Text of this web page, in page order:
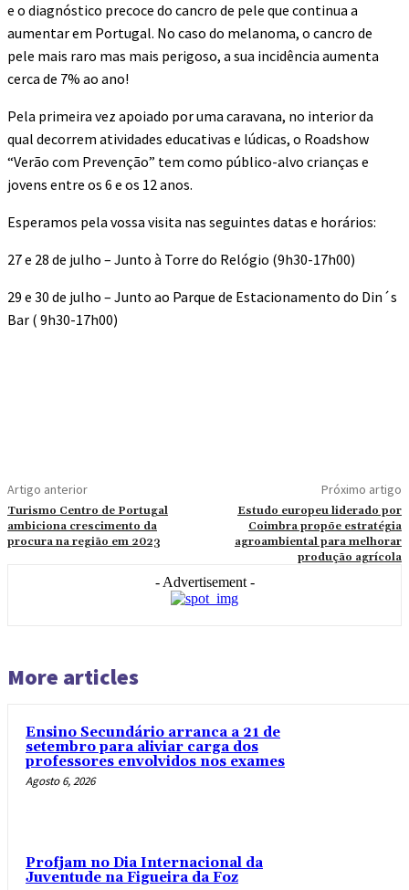
e o diagnóstico precoce do cancro de pele que continua a
aumentar em Portugal. No caso do melanoma, o cancro de
pele mais raro mas mais perigoso, a sua incidência aumenta
cerca de 7% ao ano!
Pela primeira vez apoiado por uma caravana, no interior da
qual decorrem atividades educativas e lúdicas, o Roadshow
“Verão com Prevenção” tem como público-alvo crianças e
jovens entre os 6 e os 12 anos.
Esperamos pela vossa visita nas seguintes datas e horários:
27 e 28 de julho – Junto à Torre do Relógio (9h30-17h00)
29 e 30 de julho – Junto ao Parque de Estacionamento do Din´s
Bar ( 9h30-17h00)
Artigo anterior
Turismo Centro de Portugal
ambiciona crescimento da
procura na região em 2023
Próximo artigo
Estudo europeu liderado por
Coimbra propõe estratégia
agroambiental para melhorar
produção agrícola
- Advertisement -
More articles
Ensino Secundário arranca a 21 de
setembro para aliviar carga dos
professores envolvidos nos exames
Agosto 6, 2026
Profjam no Dia Internacional da
Juventude na Figueira da Foz